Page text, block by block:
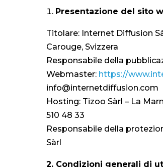
Presentazione del sito
Titolare: Internet Diffusion
Carouge, Svizzera
Responsabile della
Webmaster: https://
info@internetdiffusion.com
Hosting: Tizoo Sàrl – La
510 48 33
Responsabile della
Sàrl
2. Condizioni generali di